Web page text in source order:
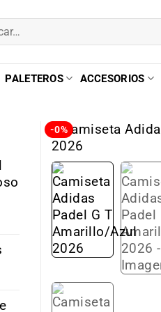
PALETEROS ACCESORIOS
-0%